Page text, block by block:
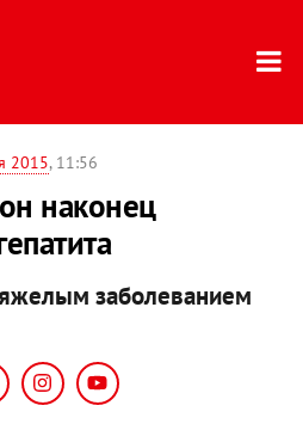
2015, 11:56
наконец
заболеванием